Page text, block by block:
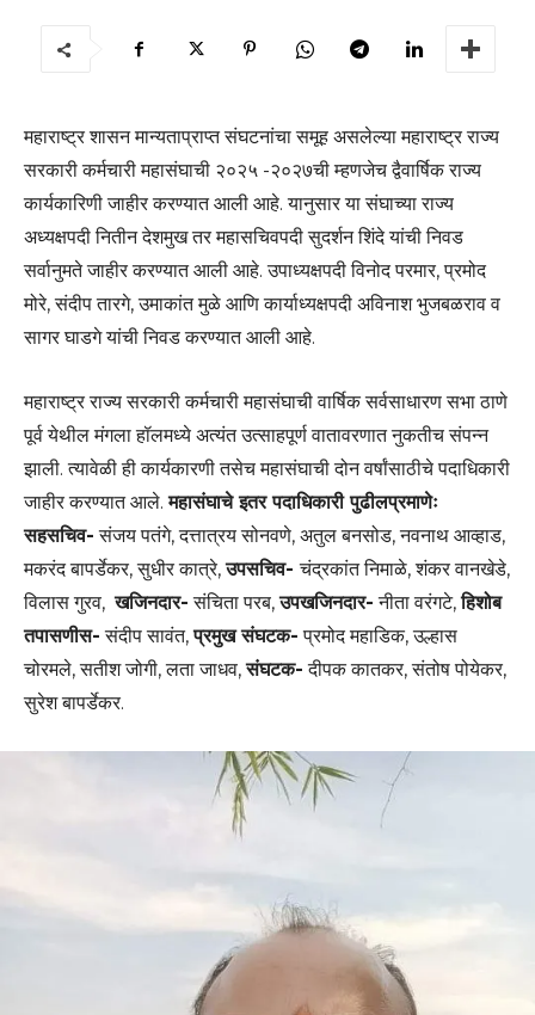
महाराष्ट्र शासन मान्यताप्राप्त संघटनांचा समूह असलेल्या महाराष्ट्र राज्य
सरकारी कर्मचारी महासंघाची २०२५ -२०२७ची म्हणजेच द्वैवार्षिक राज्य
कार्यकारिणी जाहीर करण्यात आली आहे. यानुसार या संघाच्या राज्य
अध्यक्षपदी नितीन देशमुख तर महासचिवपदी सुदर्शन शिंदे यांची निवड
सर्वानुमते जाहीर करण्यात आली आहे. उपाध्यक्षपदी विनोद परमार, प्रमोद
मोरे, संदीप तारगे, उमाकांत मुळे आणि कार्याध्यक्षपदी अविनाश भुजबळराव व
सागर घाडगे यांची निवड करण्यात आली आहे.
महाराष्ट्र राज्य सरकारी कर्मचारी महासंघाची वार्षिक सर्वसाधारण सभा ठाणे
पूर्व येथील मंगला हॉलमध्ये अत्यंत उत्साहपूर्ण वातावरणात नुकतीच संपन्न
झाली. त्यावेळी ही कार्यकारणी तसेच महासंघाची दोन वर्षांसाठीचे पदाधिकारी
जाहीर करण्यात आले.महासंघाचे इतर पदाधिकारी पुढीलप्रमाणेः
सहसचिव- संजय पतंगे, दत्तात्रय सोनवणे, अतुल बनसोड, नवनाथ आव्हाड,
मकरंद बापर्डेकर, सुधीर कात्रे,उपसचिव-चंद्रकांत निमाळे, शंकर वानखेडे,
विलास गुरव,खजिनदार- संचिता परब,उपखजिनदार- नीता वरंगटे,हिशोब
तपासणीस- संदीप सावंत,प्रमुख संघटक- प्रमोद महाडिक, उल्हास
चोरमले, सतीश जोगी, लता जाधव,संघटक- दीपक कातकर, संतोष पोयेकर,
सुरेश बापर्डेकर.